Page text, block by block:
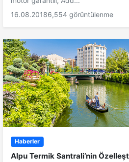
16.08.20186,554 görüntülenme
Haberler
Alpu Termik Santrali’nin